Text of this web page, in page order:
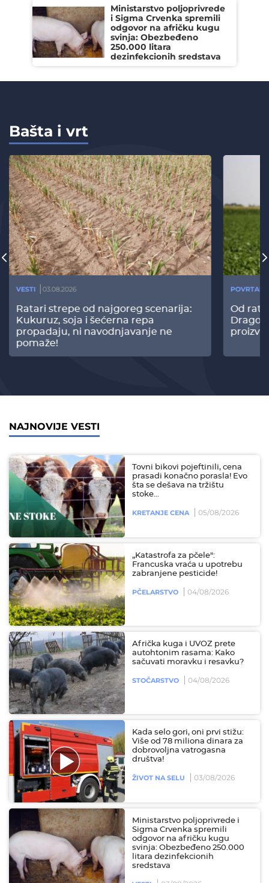
Ministarstvo poljoprivrede
i Sigma Crvenka spremili
odgovor na afričku kugu
svinja: Obezbeđeno
250.000 litara
dezinfekcionih sredstava
Bašta i vrt
VESTI 03.08.2026
Ratari strepe od najgoreg scenarija:
Kukuruz, soja i šećerna repa
propadaju, ni navodnjavanje ne
pomaže!
Od
NAJNOVIJE VESTI
Tovni bikovi pojeftinili, cena
prasadi konačno porasla! Evo
šta se dešava na tržištu
stoke...
KRETANJE CENA 05/08/2026
„Katastrofa za pčele":
Francuska vraća u upotrebu
zabranjene pesticide!
PČELARSTVO 04/08/2026
Afrička kuga i UVOZ prete
autohtonim rasama: Kako
sačuvati moravku i resavku?
STOČARSTVO 04/08/2026
Kada selo gori, oni prvi stižu:
Više od 78 miliona dinara za
dobrovoljna vatrogasna
društva!
ŽIVOT NA SELU 03/08/2026
Ministarstvo poljoprivrede i
Sigma Crvenka spremili
odgovor na afričku kugu
svinja: Obezbeđeno 250.000
litara dezinfekcionih
sredstava